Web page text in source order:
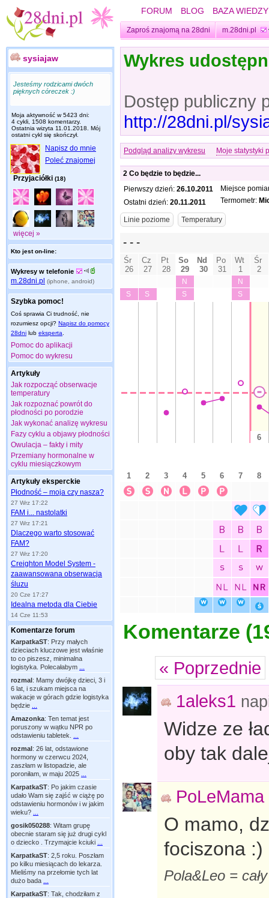
FORUM BLOG BAZA WIEDZY
Zaproś znajomą na 28dni m.28dni.pl
sysiajaw
Jesteśmy rodzicami dwóch
pięknych córeczek :)
Moja aktywność w 5423 dni:
4 cykli, 1508 komentarzy.
Ostatnia wizyta 11.01.2018 . Mój
ostatni cykl się skończył.
Napisz do mnie
Poleć znajomej
Przyjaciółki (18)
więcej »
Kto jest on-line:
Wykresy w telefonie
m.28dni.pl (iphone, android)
Szybka pomoc!
Coś sprawia Ci trudność, nie
rozumiesz opcji? Napisz do pomocy
28dni lub eksperta
Pomoc do aplikacji
Pomoc do wykresu
Artykuły
Jak rozpocząć obserwacje
temperatury
Jak rozpoznać powrót do
płodności po porodzie
Jak wykonać analizę wykresu
Fazy cyklu a objawy płodności
Owulacja – fakty i mity
Przemiany hormonalne w
cyklu miesiączkowym
Artykuły eksperckie
Płodność – moja czy nasza?
27 Wrz 17:22
FAM i... nastolatki
27 Wrz 17:21
Dlaczego warto stosować
FAM?
27 Wrz 17:20
Creighton Model System -
zaawansowana obserwacja
śluzu
20 Cze 17:27
Idealna metoda dla Ciebie
14 Cze 11:53
Komentarze forum
KarpatkaST: Przy małych
dzieciach kluczowe jest właśnie
to co piszesz, minimalna
logistyka. Polecałabym
rozmal: Mamy dwójkę dzieci, 3 i
6 lat, i szukam miejsca na
wakacje w górach gdzie logistyka
będzie
Amazonka: Ten temat jest
poruszony w wątku NPR po
odstawieniu tabletek.
rozmal: 26 lat, odstawione
hormony w czerwcu 2024,
zaszłam w listopadzie, ale
poroniłam, w maju 2025
KarpatkaST: Po jakim czasie
udało Wam się zajść w ciążę po
odstawieniu hormonów i w jakim
wieku?
gosik050288: Witam grupę
obecnie staram się już drugi cykl
o dziecko . Trzymajcie kciuki
KarpatkaST: 2,5 roku. Poszłam
po kilku miesiącach do lekarza.
Mieliśmy na przełomie tych lat
dużo bada
KarpatkaST: Tak, chodziłam z
Wykres
Dostęp publiczny
http://28dni.pl/
Podgląd analizy wykresu Moje statystyki
2 Co będzie to będzie...
Pierwszy dzień: 26.10.2011
Ostatni dzień: 20.11.2011
Miejsce
Termometr:
Komentarze (
« Poprzednie
1aleks1
Widze ze
oby tak
PoLeMama
O mamo,
fociszona :)
Pola&Leo =